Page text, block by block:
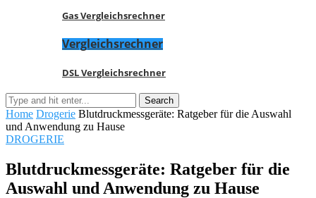
Gas Vergleichsrechner
Vergleichsrechner
DSL Vergleichsrechner
Home Drogerie Blutdruckmessgeräte: Ratgeber für die Auswahl
und Anwendung zu Hause
DROGERIE
Blutdruckmessgeräte: Ratgeber für die
Auswahl und Anwendung zu Hause